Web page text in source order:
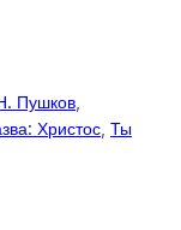
Пушков
Христос Ты